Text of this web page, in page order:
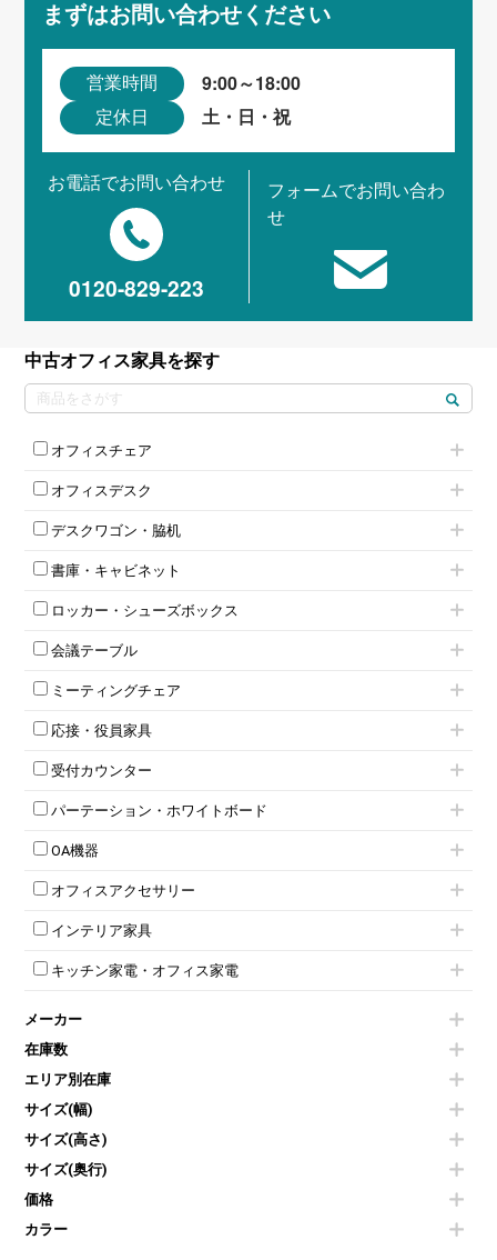
まずはお問い合わせください
営業時間 9:00～18:00
定休日 土・日・祝
お電話でお問い合わせ
0120-829-223
フォームでお問い合わ
せ
中古オフィス家具を探す
オフィスチェア
肘無しチェア
役員チェア
オフィスチェアその他
オフィスデスク
フリーアドレスデスク（ベンチデスク）
昇降デスク
両袖机
デスクワゴン・脇机
インワゴン2段
インワゴン3段
脇机
書庫・キャビネット
ハイキャビネット
ローキャビネット
両開きキャビネット
上下連結キャビネット
軽量ラック（スチールラック）
収納家具その他
両開書庫
ラテラル書庫
ロッカー・シューズボックス
1人用ロッカー
2人用ロッカー
3人用ロッカー
5人用ロッカー
8人用ロッカー
多人数ロッカー
ダイヤル錠ロッカー
ダイヤル錠ロッカー
ワードローブ・クローゼット
会議テーブル
スタッキングテーブル
ネスティングテーブル
カウンターテーブル
T字脚テーブル
会議テーブルW1200～
会議テーブルW1800～
平行スタックテーブル
会議テーブルその他
ミーティングチェア
キャスター付きミーティングチェア
スタッキングミーティングチェア
テーブル付きミーティングチェア
折りたたみミーティングチェア
ハイチェア
ミーティングチェアその他
応接・役員家具
応接セット
応接ソファ
応接チェア
応接・役員家具その他
受付カウンター
ローカウンター
ラウンジカウンター
パーテーション・ホワイトボード
パーテーション
自立タイプパーテーション
パーテーションその他
壁掛けホワイトボード
ホワイトボードその他
OA機器
電話機（ビジネスフォン）
シュレッダー
スクリーン
その他OA機器
オフィスアクセサリー
チェア用台車
演台・講演台・演説台
防音パネル
コートハンガー・ポールハンガー
傘立て
食器棚・キッチンキャビネット
カタログスタンド
オフィスアクセサリーその他
インテリア家具
モールドチェア
ダイニングチェア
カウンターテーブル
センターテーブル・サイドテーブル
ベンチ・スツール
ソファ
シェルフ
ダストボックス（ゴミ箱）
インテリア家具その他
キッチン家電・オフィス家電
冷蔵庫・洗濯機
空気清浄機・加湿器
液晶テレビ・モニター類
エアコン
掃除機
季節家電
メーカー
在庫数
エリア別在庫
サイズ(幅)
サイズ(高さ)
サイズ(奥行)
価格
カラー